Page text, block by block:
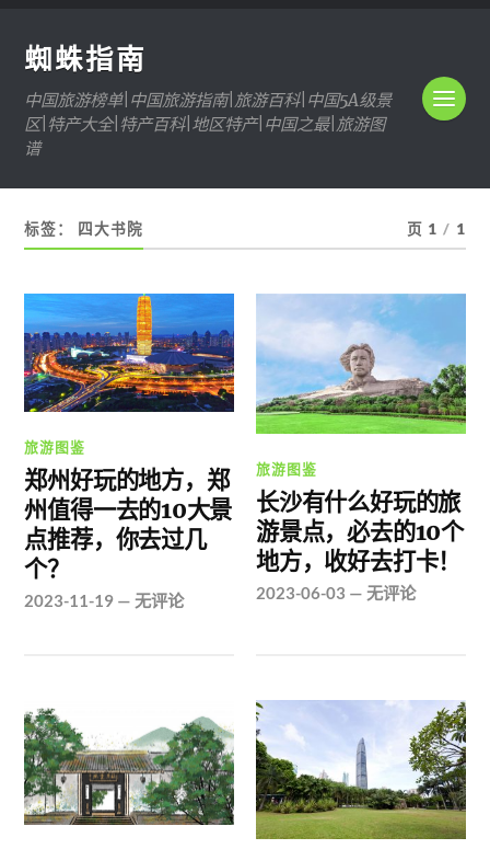
蜘蛛指南
中国旅游榜单|中国旅游指南|旅游百科|中国5A级景
区|特产大全|特产百科|地区特产|中国之最|旅游图
谱
标签： 四大书院 页 1 / 1
旅游图鉴
郑州好玩的地方，郑
州值得一去的10大景
点推荐，你去过几
个？
2023-11-19 —无评论
旅游图鉴
长沙有什么好玩的旅
游景点，必去的10个
地方，收好去打卡！
2023-06-03 —无评论